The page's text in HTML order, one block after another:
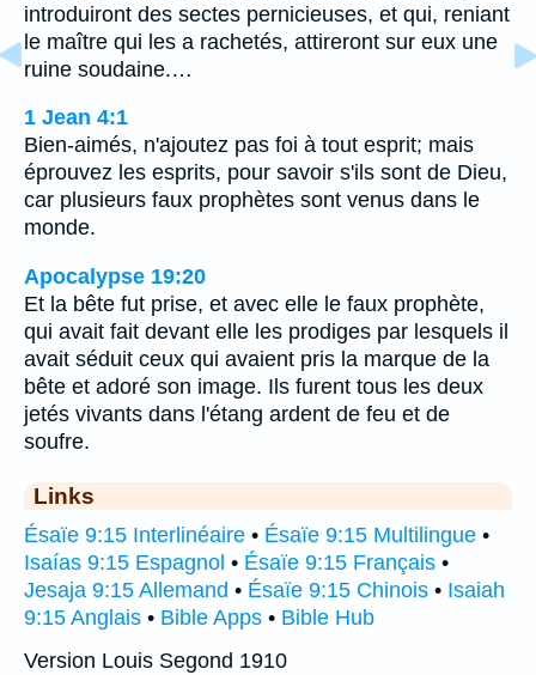
introduiront des sectes pernicieuses, et qui, reniant
le maître qui les a rachetés, attireront sur eux une
ruine soudaine.…
1 Jean 4:1
Bien-aimés, n'ajoutez pas foi à tout esprit; mais
éprouvez les esprits, pour savoir s'ils sont de Dieu,
car plusieurs faux prophètes sont venus dans le
monde.
Apocalypse 19:20
Et la bête fut prise, et avec elle le faux prophète,
qui avait fait devant elle les prodiges par lesquels il
avait séduit ceux qui avaient pris la marque de la
bête et adoré son image. Ils furent tous les deux
jetés vivants dans l'étang ardent de feu et de
soufre.
Links
Ésaïe 9:15 Interlinéaire • Ésaïe 9:15 Multilingue •
Isaías 9:15 Espagnol • Ésaïe 9:15 Français •
Jesaja 9:15 Allemand • Ésaïe 9:15 Chinois • Isaiah
9:15 Anglais • Bible Apps • Bible Hub
Version Louis Segond 1910